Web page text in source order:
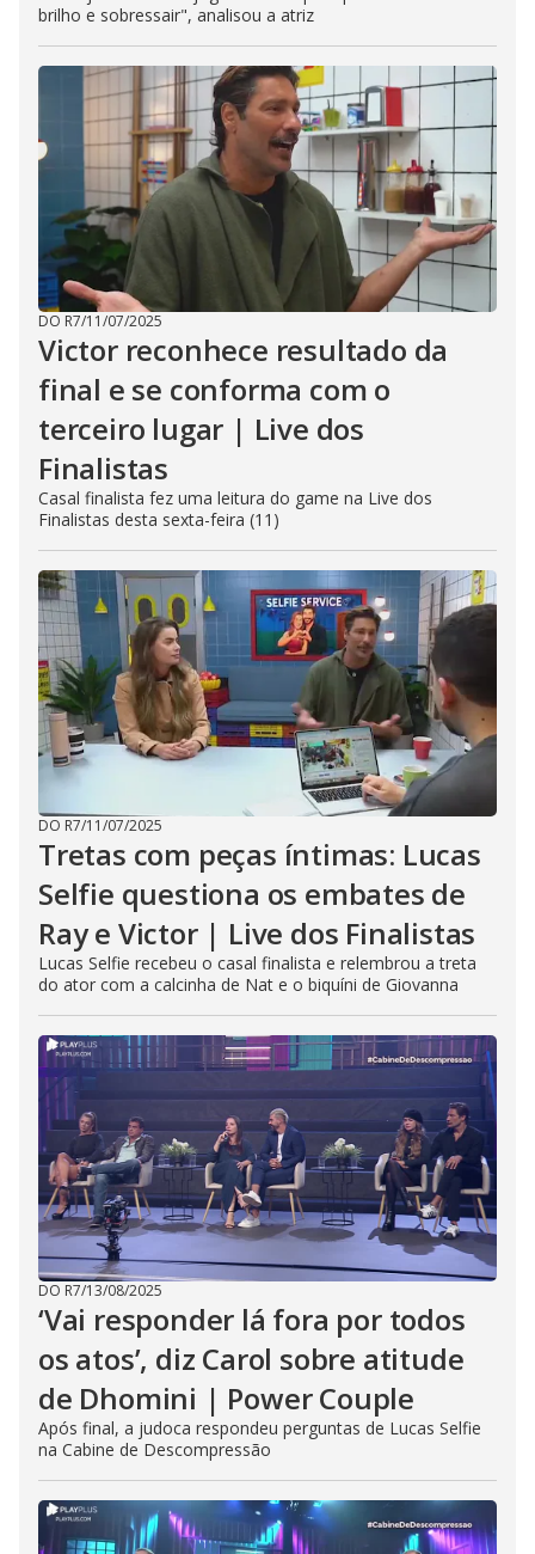
brilho e sobressair", analisou a atriz
DO R7/11/07/2025
Victor reconhece resultado da
final e se conforma com o
terceiro lugar | Live dos
Finalistas
Casal finalista fez uma leitura do game na Live dos
Finalistas desta sexta-feira (11)
DO R7/11/07/2025
Tretas com peças íntimas: Lucas
Selfie questiona os embates de
Ray e Victor | Live dos Finalistas
Lucas Selfie recebeu o casal finalista e relembrou a treta
do ator com a calcinha de Nat e o biquíni de Giovanna
DO R7/13/08/2025
‘Vai responder lá fora por todos
os atos’, diz Carol sobre atitude
de Dhomini | Power Couple
Após final, a judoca respondeu perguntas de Lucas Selfie
na Cabine de Descompressão